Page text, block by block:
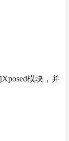
模块，并